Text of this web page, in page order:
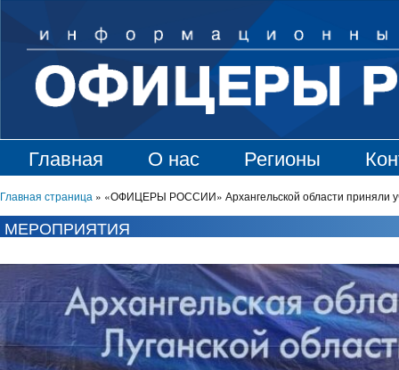
Главная О нас Регионы
Главная страница » «ОФИЦЕРЫ РОССИИ» Архангельской области приняли
МЕРОПРИЯТИЯ